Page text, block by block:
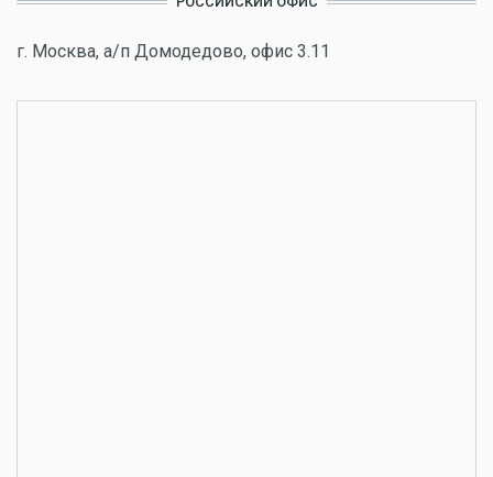
г. Москва, а/п Домодедово, офис 3.11